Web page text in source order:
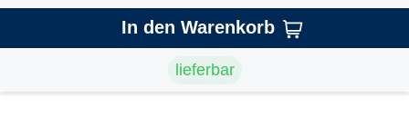
In den Warenkorb
lieferbar